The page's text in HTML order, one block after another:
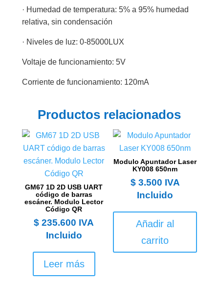
· Humedad de temperatura: 5% a 95% humedad
relativa, sin condensación
· Niveles de luz: 0-85000LUX
Voltaje de funcionamiento: 5V
Corriente de funcionamiento: 120mA
Productos relacionados
GM67 1D 2D USB UART
código de barras
escáner. Modulo Lector
Código QR
$ 235.600 IVA
Incluido
Leer más
Modulo Apuntador Laser
KY008 650nm
$3.500 IVA
Incluido
Añadir al
carrito